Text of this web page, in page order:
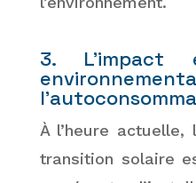
3. L’impact
À l’heure
transition solaire